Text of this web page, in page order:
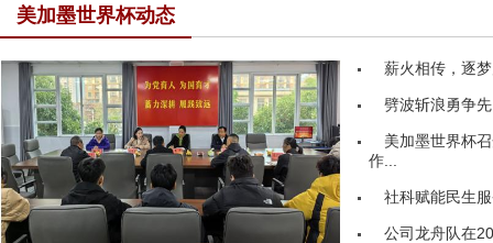
美加墨世界杯动态
薪火相传，逐
劈波斩浪勇争
美加墨世界杯
作...
社科赋能民生
公司龙舟队在